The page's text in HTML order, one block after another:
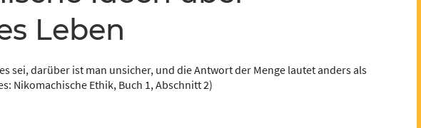
Leben
sei, darüber ist man unsicher, und die Antwort der Menge lautet anders als
Nikomachische Ethik, Buch 1, Abschnitt 2)